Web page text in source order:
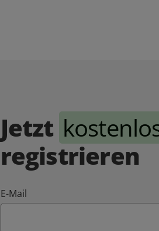
Jetzt
registrieren
E-Mail